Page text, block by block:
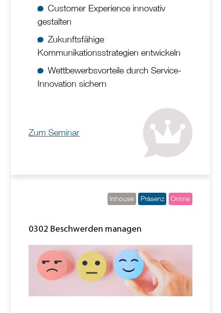
Customer Experience innovativ
gestalten
Zukunftsfähige
Kommunikationsstrategien entwickeln
Wettbewerbsvorteile durch Service-
Innovation sichern
Zum Seminar
Inhouse Präsenz Online
0302 Beschwerden managen